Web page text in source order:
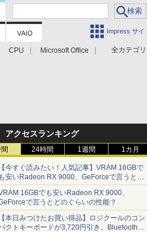
Impress サイ
全カテゴリ
CPU Microsoft Office
アクセスランキング
24時間 1週間 1カ月
今すぐ読みたい！人気記事】VRAM 16GBで
安いRadeon RX 9000、GeForceで言うとど
ぐらいの性能？ - PC Watch
16GBでも安いRadeon RX 9000、
で言うとどのぐらいの性能？
本日みつけたお買い得品】ロジクールのコン
クトキーボードが3,720円引き。Bluetoothで3